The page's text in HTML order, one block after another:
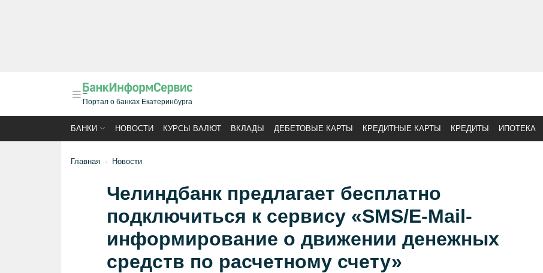
Портал о банках Екатеринбурга
БАНКИ НОВОСТИ КУРСЫ ВАЛЮТ ВКЛАДЫ ДЕБЕТОВЫЕ КАРТЫ КРЕДИТНЫЕ КАРТЫ КРЕДИТЫ ИПОТЕКА
Главная Новости
Челиндбанк предлагает бесплатно
подключиться к сервису «SMS/E-Mail-
информирование о движении денежных
средств по расчетному счету»